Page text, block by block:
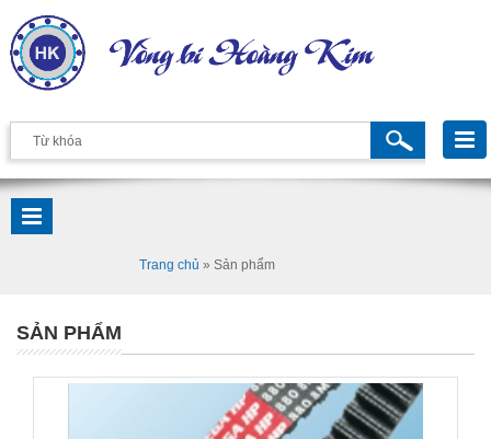
Trang chủ » Sản phẩm
SẢN PHẨM